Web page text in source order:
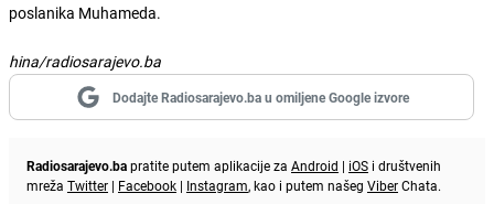
poslanika Muhameda.
hina/radiosarajevo.ba
Dodajte Radiosarajevo.ba u omiljene Google izvore
Radiosarajevo.bapratite putem aplikacije za Android | iOS i društvenih
mreža Twitter | Facebook | Instagram, kao i putem našeg ViberChata.